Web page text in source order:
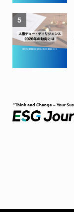
5